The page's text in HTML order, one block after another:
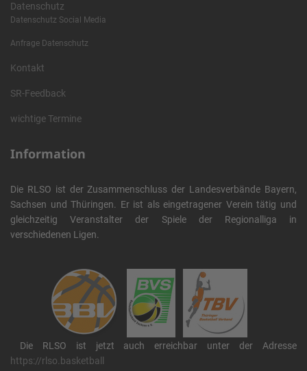
Datenschutz
Datenschutz Social Media
Anfrage Datenschutz
Kontakt
SR-Feedback
wichtige Termine
Information
Die RLSO ist der Zusammenschluss der Landesverbände Bayern,
Sachsen und Thüringen. Er ist als eingetragener Verein tätig und
gleichzeitig Veranstalter der Spiele der Regionalliga in
verschiedenen Ligen.
Die RLSO ist jetzt auch erreichbar unter der Adresse
https://rlso.basketball